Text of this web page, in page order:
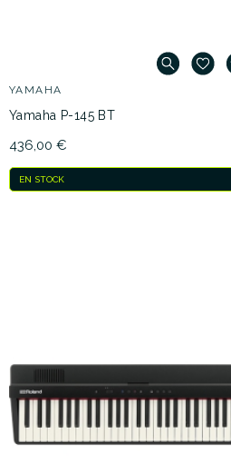
YAMAHA
Yamaha P-145 BT
436,00 €
EN STOCK